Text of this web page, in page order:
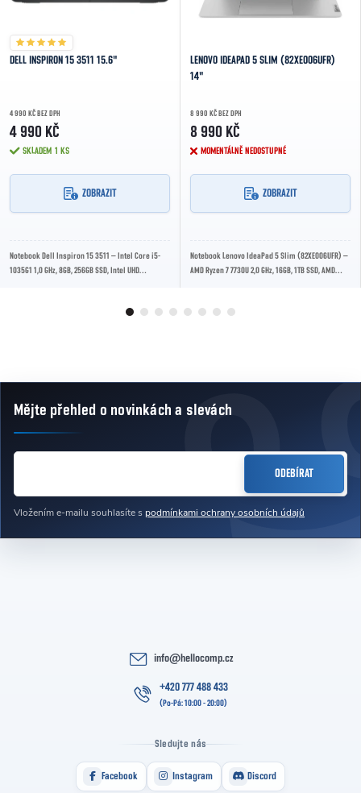
DELL INSPIRON 15 3511 15.6"
4 990 KČ BEZ DPH
4 990 KČ
SKLADEM 1 KS
ZOBRAZIT
Notebook Dell Inspiron 15 3511 – Intel Core i5-
1035G1 1,0 GHz, 8GB, 256GB SSD, Intel UHD
LENOVO IDEAPAD 5 SLIM (82XE006UFR)
14"
8 990 KČ BEZ DPH
8 990 KČ
MOMENTÁLNĚ NEDOSTUPNÉ
ZOBRAZIT
Notebook Lenovo IdeaPad 5 Slim (82XE006UFR) –
AMD Ryzen 7 7730U 2,0 GHz, 16GB, 1TB SSD, AMD
Zápatí
Mějte přehled o novinkácha slevách
Vložením e-mailu souhlasíte s podmínkami ochrany osobních údajů
ODEBÍRAT
info@hellocomp.cz
+420 777 488 433
Sledujte nás
Facebook Instagram Discord